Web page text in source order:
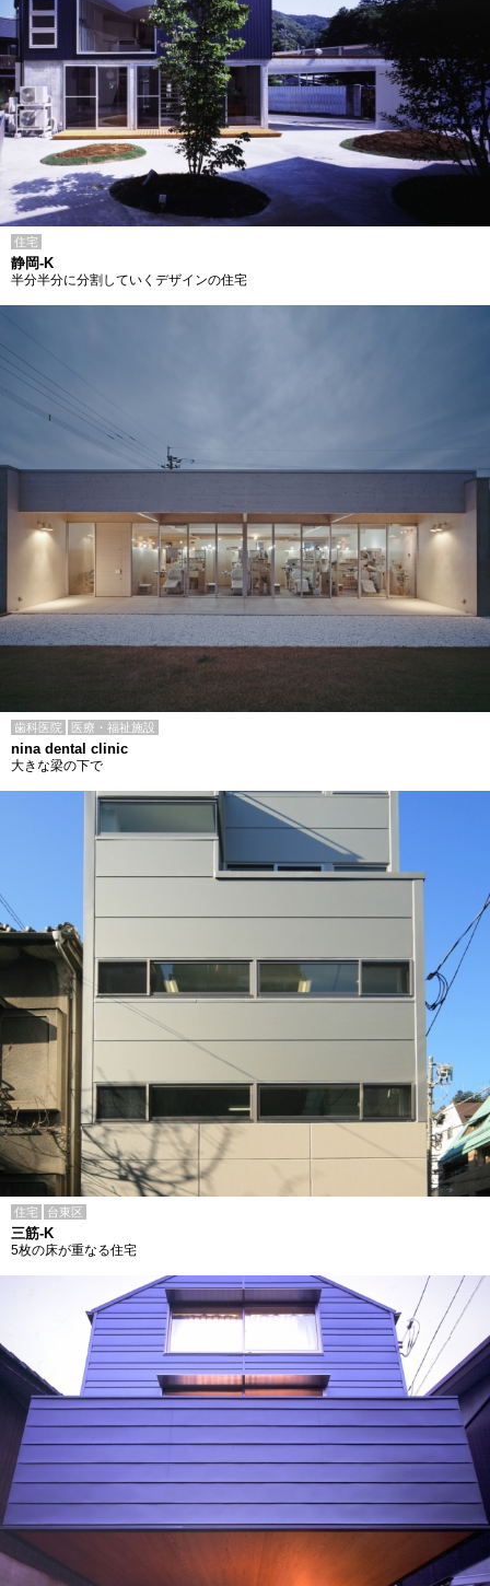
住宅
静岡-K
半分半分に分割していくデザインの住宅
歯科医院 医療・福祉施設
nina dental clinic
大きな梁の下で
住宅 台東区
三筋-K
5枚の床が重なる住宅